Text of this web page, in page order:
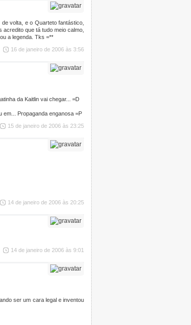
volta, e o Quarteto fantástico,
que tá tudo meio calmo,
a legenda. Tks =**
16 de janeiro de 2006 às 3:56
da Kaitlin vai chegar... =D
em... Propaganda enganosa =P
15 de janeiro de 2006 às 23:25
14 de janeiro de 2006 às 20:25
14 de janeiro de 2006 às 9:01
ser um cara legal e inventou